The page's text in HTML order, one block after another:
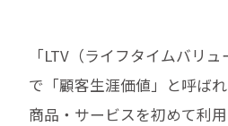
「LTV（ライフタイムバリ
で「顧客生涯価値」と呼ば
商品・サービスを初めて利